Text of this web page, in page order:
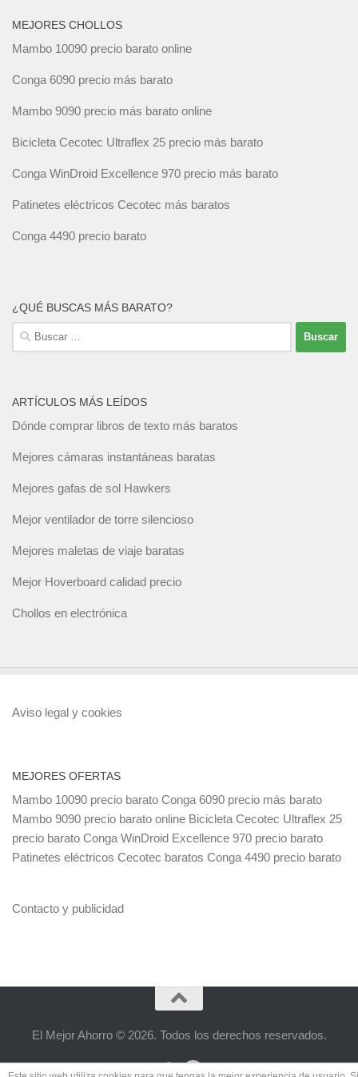
MEJORES CHOLLOS
Mambo 10090 precio barato online
Conga 6090 precio más barato
Mambo 9090 precio más barato online
Bicicleta Cecotec Ultraflex 25 precio más barato
Conga WinDroid Excellence 970 precio más barato
Patinetes eléctricos Cecotec más baratos
Conga 4490 precio barato
¿QUÉ BUSCAS MÁS BARATO?
Buscar:
ARTÍCULOS MÁS LEÍDOS
Dónde comprar libros de texto más baratos
Mejores cámaras instantáneas baratas
Mejores gafas de sol Hawkers
Mejor ventilador de torre silencioso
Mejores maletas de viaje baratas
Mejor Hoverboard calidad precio
Chollos en electrónica
Aviso legal y cookies
MEJORES OFERTAS
Mambo 10090 precio barato Conga 6090 precio más barato
Mambo 9090 precio barato online Bicicleta Cecotec Ultraflex 25
precio barato Conga WinDroid Excellence 970 precio barato
Patinetes eléctricos Cecotec baratos Conga 4490 precio barato
Contacto y publicidad
El Mejor Ahorro © 2026. Todos los derechos reservados.